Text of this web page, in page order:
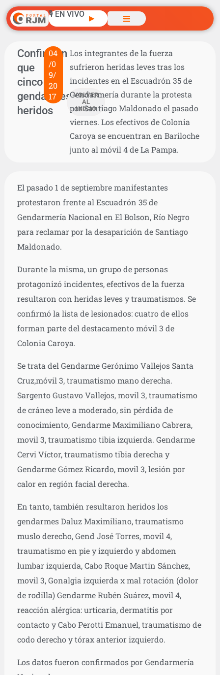
🎙️ EN VIVO ▶
Confirman
que
cinco
gendarmes
heridos
04
/0
9/
20
17
VOLVER
AL
INICIO
Los integrantes de la fuerza
sufrieron heridas leves tras los
incidentes en el Escuadrón 35 de
Gendarmería durante la protesta
por Santiago Maldonado el pasado
viernes. Los efectivos de Colonia
Caroya se encuentran en Bariloche
junto al móvil 4 de La Pampa.
El pasado 1 de septiembre manifestantes
protestaron frente al Escuadrón 35 de
Gendarmería Nacional en El Bolson, Río Negro
para reclamar por la desaparición de Santiago
Maldonado.
Durante la misma, un grupo de personas
protagonizó incidentes, efectivos de la fuerza
resultaron con heridas leves y traumatismos. Se
confirmó la lista de lesionados: cuatro de ellos
forman parte del destacamento móvil 3 de
Colonia Caroya.
Se trata del Gendarme Gerónimo Vallejos Santa
Cruz,móvil 3, traumatismo mano derecha.
Sargento Gustavo Vallejos, movil 3, traumatismo
de cráneo leve a moderado, sin pérdida de
conocimiento, Gendarme Maximiliano Cabrera,
movil 3, traumatismo tibia izquierda. Gendarme
Cervi Víctor, traumatismo tibia derecha y
Gendarme Gómez Ricardo, movil 3, lesión por
calor en región facial derecha.
En tanto, también resultaron heridos los
gendarmes Daluz Maximiliano, traumatismo
muslo derecho, Gend José Torres, movil 4,
traumatismo en pie y izquierdo y abdomen
lumbar izquierda, Cabo Roque Martin Sánchez,
movil 3, Gonalgia izquierda x mal rotación (dolor
de rodilla) Gendarme Rubén Suárez, movil 4,
reacción alérgica: urticaria, dermatitis por
contacto yCabo Perotti Emanuel, traumatismo de
codo derecho y tórax anterior izquierdo.
Los datos fueron confirmados por Gendarmería